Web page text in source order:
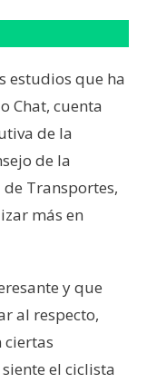
estudios que ha
Chat, cuenta
de la
de la
Transportes,
más en
y que
al respecto,
ciertas
el ciclista